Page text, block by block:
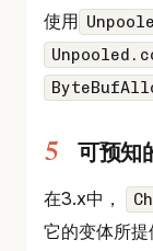
使用
可预知
在3.x中，
它的变体所